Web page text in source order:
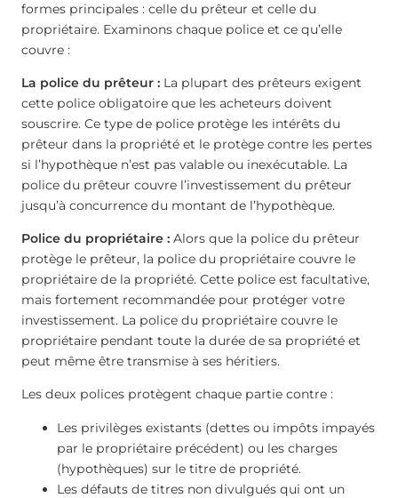
formes principales : celle du prêteur et celle du
propriétaire. Examinons chaque police et ce qu’elle
couvre :
La police du prêteur : La plupart des prêteurs exigent
cette police obligatoire que les acheteurs doivent
souscrire. Ce type de police protège les intérêts du
prêteur dans la propriété et le protège contre les pertes
si l’hypothèque n’est pas valable ou inexécutable. La
police du prêteur couvre l’investissement du prêteur
jusqu’à concurrence du montant de l’hypothèque.
Police du propriétaire : Alors que la police du prêteur
protège le prêteur, la police du propriétaire couvre le
propriétaire de la propriété. Cette police est facultative,
mais fortement recommandée pour protéger votre
investissement. La police du propriétaire couvre le
propriétaire pendant toute la durée de sa propriété et
peut même être transmise à ses héritiers.
Les deux polices protègent chaque partie contre :
Les privilèges existants (dettes ou impôts impayés
par le propriétaire précédent) ou les charges
(hypothèques) sur le titre de propriété.
Les défauts de titres non divulgués qui ont un